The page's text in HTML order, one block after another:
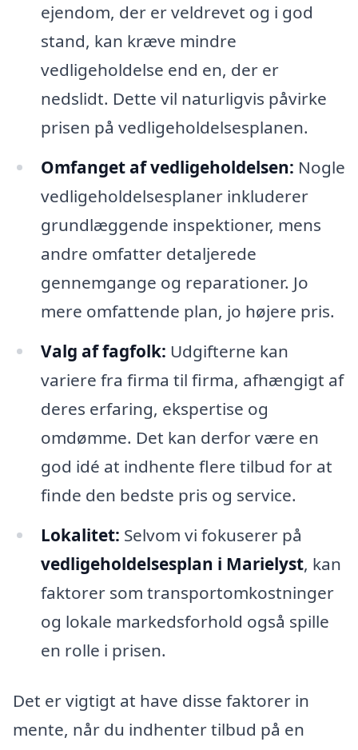
ejendom, der er veldrevet og i god
stand, kan kræve mindre
vedligeholdelse end en, der er
nedslidt. Dette vil naturligvis påvirke
prisen på vedligeholdelsesplanen.
Omfanget af vedligeholdelsen: Nogle
vedligeholdelsesplaner inkluderer
grundlæggende inspektioner, mens
andre omfatter detaljerede
gennemgange og reparationer. Jo
mere omfattende plan, jo højere pris.
Valg af fagfolk: Udgifterne kan
variere fra firma til firma, afhængigt af
deres erfaring, ekspertise og
omdømme. Det kan derfor være en
god idé at indhente flere tilbud for at
finde den bedste pris og service.
Lokalitet: Selvom vi fokuserer på
vedligeholdelsesplan i Marielyst, kan
faktorer som transportomkostninger
og lokale markedsforhold også spille
en rolle i prisen.
Det er vigtigt at have disse faktorer in
mente, når du indhenter tilbud på en